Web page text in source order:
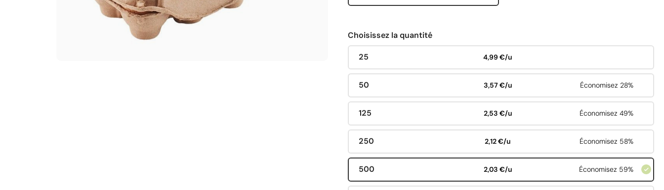
Choisissez la quantité
25 4,99 €/u
50 3,57 €/u Économisez 28%
125 2,53 €/u Économisez 49%
250 2,12 €/u Économisez 58%
500 2,03 €/u Économisez 59%